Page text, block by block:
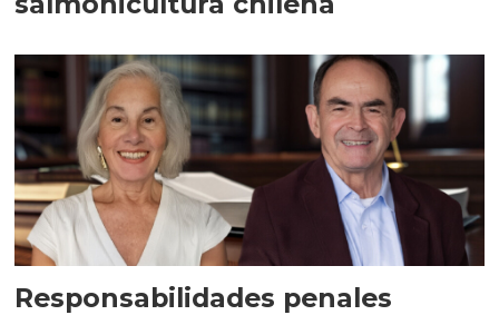
Responsabilidades penales